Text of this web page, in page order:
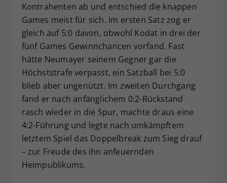
Kontrahenten ab und entschied die knappen
Games meist für sich. Im ersten Satz zog er
gleich auf 5:0 davon, obwohl Kodat in drei der
fünf Games Gewinnchancen vorfand. Fast
hätte Neumayer seinem Gegner gar die
Höchststrafe verpasst, ein Satzball bei 5:0
blieb aber ungenützt. Im zweiten Durchgang
fand er nach anfänglichem 0:2-Rückstand
rasch wieder in die Spur, machte draus eine
4:2-Führung und legte nach umkämpftem
letztem Spiel das Doppelbreak zum Sieg drauf
– zur Freude des ihn anfeuernden
Heimpublikums.